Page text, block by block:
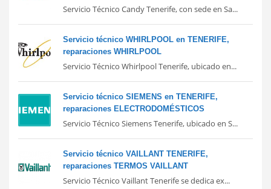
Servicio Técnico Candy Tenerife, con sede en Sa...
Servicio técnico WHIRLPOOL en TENERIFE,
reparaciones WHIRLPOOL
Servicio Técnico Whirlpool Tenerife, ubicado en...
Servicio técnico SIEMENS en TENERIFE,
reparaciones ELECTRODOMÉSTICOS
Servicio Técnico Siemens Tenerife, ubicado en S...
Servicio técnico VAILLANT TENERIFE,
reparaciones TERMOS VAILLANT
Servicio Técnico Vaillant Tenerife se dedica ex...